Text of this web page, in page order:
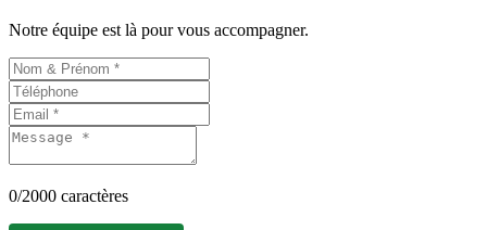
Notre équipe est là pour vous accompagner.
0/2000 caractères